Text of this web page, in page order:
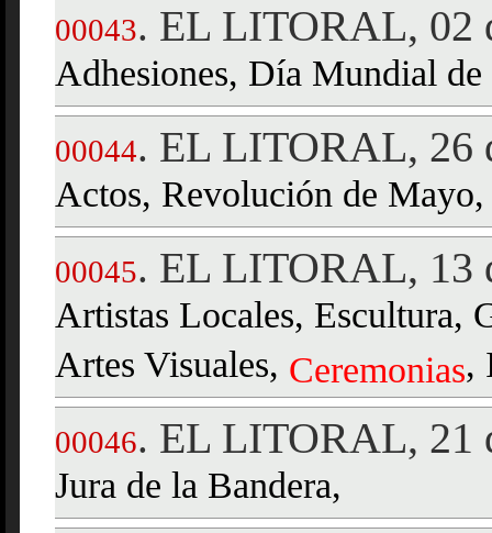
00043. EL LITORAL, 02
Adhesiones, Día Mundial
00044. EL LITORAL, 26
Actos, Revolución de
00045. EL LITORAL, 13
Artistas Locales, Escultura,
Artes Visuales, Ceremonias,
00046. EL LITORAL, 21
Jura de la Bandera,